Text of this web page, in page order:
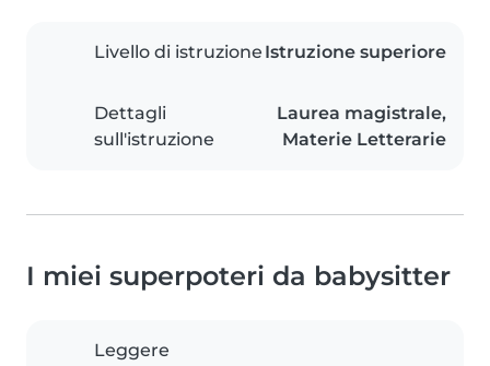
Livello di istruzione Istruzione superiore
Dettagli
sull'istruzione
Laurea magistrale,
Materie Letterarie
I miei superpoteri da babysitter
Leggere